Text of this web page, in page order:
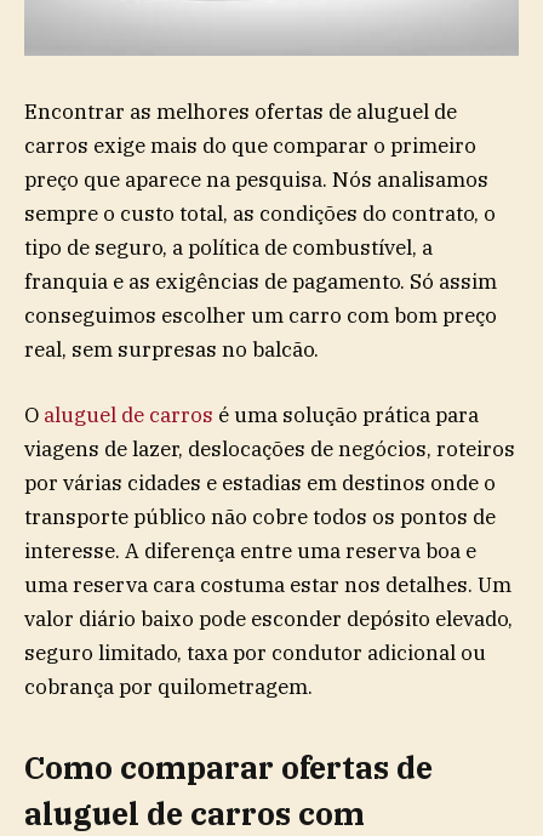
Encontrar as melhores ofertas de aluguel de
carros exige mais do que comparar o primeiro
preço que aparece na pesquisa. Nós analisamos
sempre o custo total, as condições do contrato, o
tipo de seguro, a política de combustível, a
franquia e as exigências de pagamento. Só assim
conseguimos escolher um carro com bom preço
real, sem surpresas no balcão.
O aluguel de carros é uma solução prática para
viagens de lazer, deslocações de negócios, roteiros
por várias cidades e estadias em destinos onde o
transporte público não cobre todos os pontos de
interesse. A diferença entre uma reserva boa e
uma reserva cara costuma estar nos detalhes. Um
valor diário baixo pode esconder depósito elevado,
seguro limitado, taxa por condutor adicional ou
cobrança por quilometragem.
Como comparar ofertas de
aluguel de carros com